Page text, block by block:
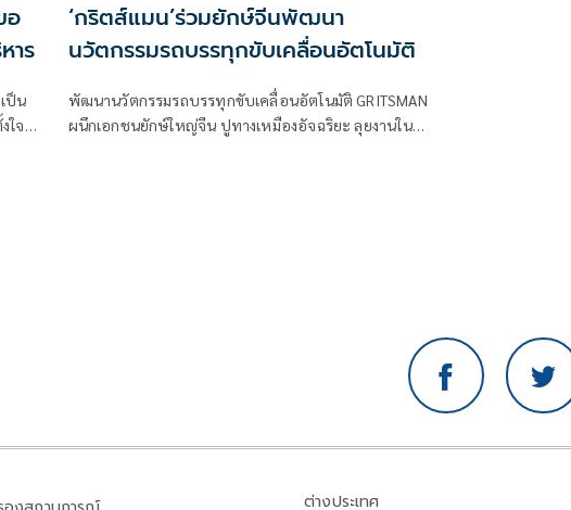
อ
าร
ป็น
ใจ
‘กริตส์แมน’ร่วมยักษ์จีนพัฒนา
นวัตกรรมรถบรรทุกขับเคลื่อนอัตโนมัติ
พัฒนานวัตกรรมรถบรรทุกขับเคลื่อนอัตโนมัติ GRITSMAN
ผนึกเอกชนยักษ์ใหญ่จีน ปูทางเหมืองอัจฉริยะ ลุยงานใน
ต่างประเทศ